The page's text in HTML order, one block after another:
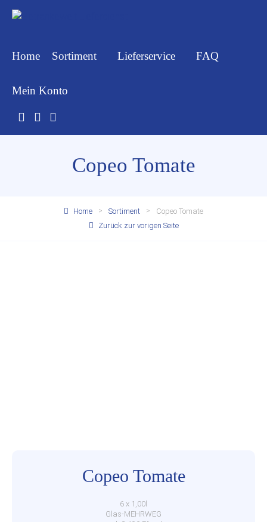
Home Sortiment Lieferservice FAQ
Mein Konto
Copeo Tomate
Home Sortiment
Copeo Tomate
Zurück zur vorigen Seite
Copeo Tomate
6 x 1,00l
Glas-MEHRWEG